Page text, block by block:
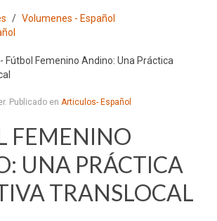
Volumenes - Español
Fútbol Femenino Andino: Una Práctica
Publicado en Articulos- Español
FEMENINO
UNA PRÁCTICA
TRANSLOCAL